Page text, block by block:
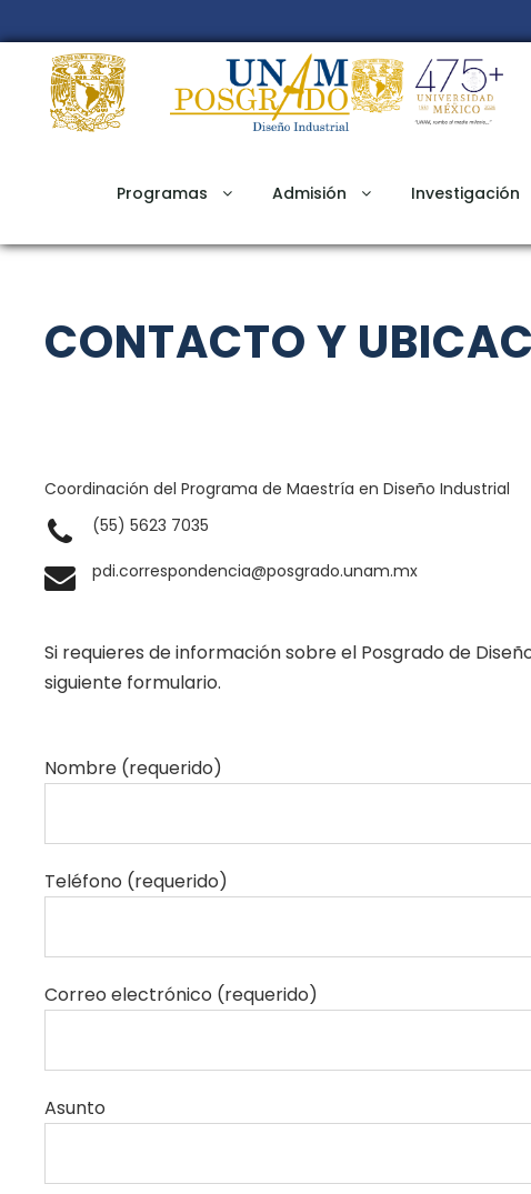
Programas Admisión Investigación
CONTACTO Y
Coordinación del Programa de Maestría en Diseño Industrial
(55) 5623 7035
pdi.correspondencia@posgrado.unam.mx
Si requieres de información sobre el Posgrado de
siguiente formulario.
Nombre (requerido)
Teléfono (requerido)
Correo electrónico (requerido)
Asunto